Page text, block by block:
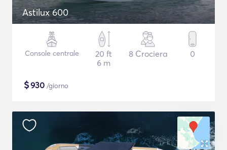
Astilux 600
Console centrale
20 ft
6 m
8 Crociera 0
$930 /giorno